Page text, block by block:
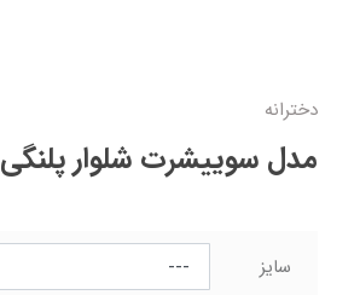
دخترانه
مدل سوییشرت شلوار پلنگی
سایز